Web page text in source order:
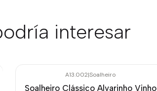
interesar
A13.002|Soalheiro
Soalheiro Clássico Alvarinho Vinho